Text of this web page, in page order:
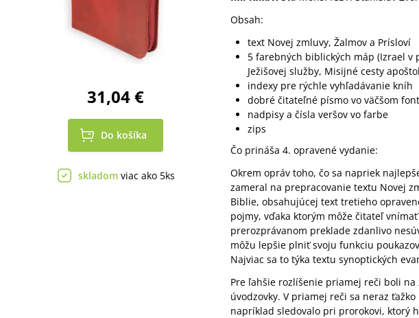
31,04 €
Do košíka
skladom viac ako 5ks
Obsah:
text Novej zmluvy, Žalmov a Prísloví
5 farebných biblických máp (Izrael v
Ježišovej služby, Misijné cesty
indexy pre rýchle vyhľadávanie kníh
dobré čitateľné písmo vo väčšom
nadpisy a čísla veršov vo farbe
zips
Čo prináša 4. opravené vydanie:
Okrem opráv toho, čo sa napriek
zameral na prepracovanie textu Novej
Biblie, obsahujúcej text tretieho
pojmy, vďaka ktorým môže čitateľ
prerozprávanom preklade zdanlivo
môžu lepšie plniť svoju funkciu
Najviac sa to týka textu synoptických
Pre ľahšie rozlíšenie priamej reči boli
úvodzovky. V priamej reči sa neraz
napríklad sledovalo pri prorokovi, ktorý